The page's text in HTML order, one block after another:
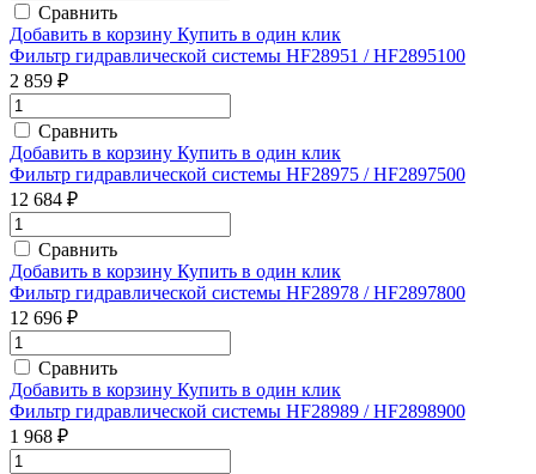
Сравнить
Добавить в корзину Купить в один клик
Фильтр гидравлической системы HF28951 / HF2895100
2 859 ₽
Сравнить
Добавить в корзину Купить в один клик
Фильтр гидравлической системы HF28975 / HF2897500
12 684 ₽
Сравнить
Добавить в корзину Купить в один клик
Фильтр гидравлической системы HF28978 / HF2897800
12 696 ₽
Сравнить
Добавить в корзину Купить в один клик
Фильтр гидравлической системы HF28989 / HF2898900
1 968 ₽